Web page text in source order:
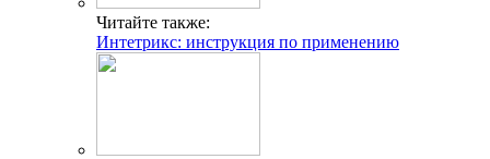
Читайте также:
Интетрикс: инструкция по применению